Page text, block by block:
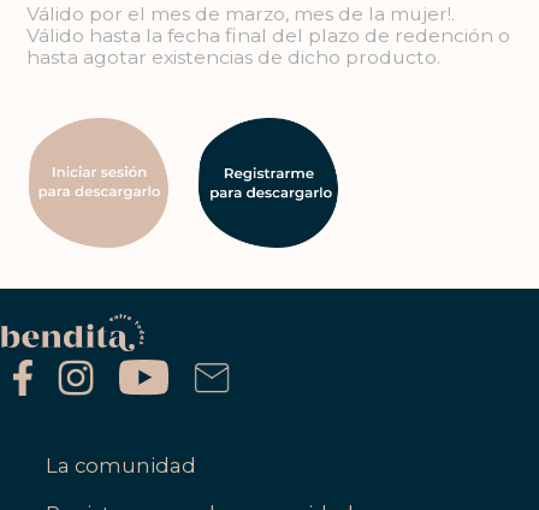
Válido por el mes de marzo, mes de la mujer!.
Válido hasta la fecha final del plazo de redención o
hasta agotar existencias de dicho producto.
La comunidad